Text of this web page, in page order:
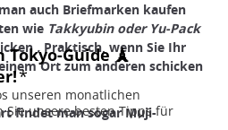
auch Briefmarken kaufen
wie Takkyubin oder Yu-Pack
. Praktisch, wenn Sie Ihr
Ort zum anderen schicken
findet man sogar Muji-